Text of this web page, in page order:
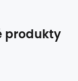
produkty